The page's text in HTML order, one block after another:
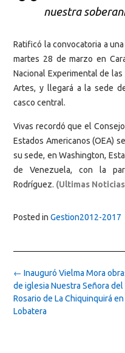
nuestra
Ratificó la convocatoria a
martes 28 de marzo en
Nacional Experimental de
Artes, y llegará a la sede
casco central.
Vivas recordó que el
Estados Americanos (OEA)
su sede, en Washington,
de Venezuela, con la
Rodríguez. (Ultimas
Posted in Gestion2012-2017
Post
navigation
← Inauguró Vielma Mora
de iglesia Nuestra Señora del
Rosario de La Chiquinquirá en
Lobatera